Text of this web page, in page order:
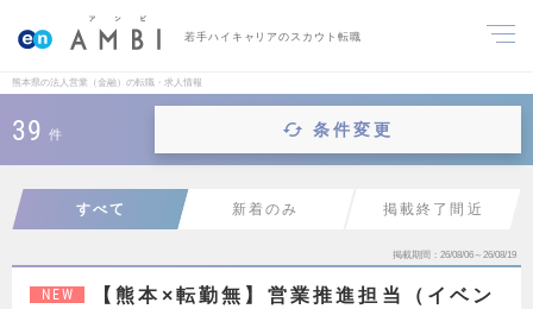
若手ハイキャリアのスカウト転職
熊本県の法人営業（金融）の転職・求人情報
39 件 条件変更
すべて 新着のみ 掲載終了間近
掲載期間 26/08/06～26/08/19
NEW
【熊本×転勤無】営業推進担当（イベン